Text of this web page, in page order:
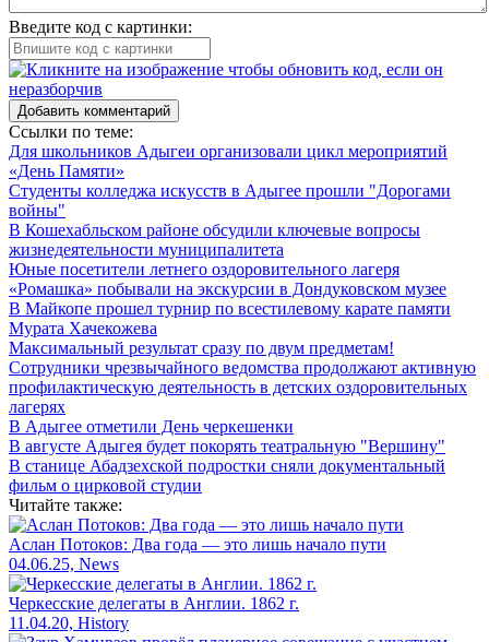
Введите код с картинки:
Добавить комментарий
Ссылки по теме:
Для школьников Адыгеи организовали цикл мероприятий
«День Памяти»
Студенты колледжа искусств в Адыгее прошли "Дорогами
войны"
В Кошехабльском районе обсудили ключевые вопросы
жизнедеятельности муниципалитета
Юные посетители летнего оздоровительного лагеря
«Ромашка» побывали на экскурсии в Дондуковском музее
В Майкопе прошел турнир по всестилевому карате памяти
Мурата Хачекожева
Максимальный результат сразу по двум предметам!
Сотрудники чрезвычайного ведомства продолжают активную
профилактическую деятельность в детских оздоровительных
лагерях
В Адыгее отметили День черкешенки
В августе Адыгея будет покорять театральную "Вершину"
В станице Абадзехской подростки сняли документальный
фильм о цирковой студии
Читайте также:
Аслан Потоков: Два года — это лишь начало пути
04.06.25, News
Черкесские делегаты в Англии. 1862 г.
11.04.20, History